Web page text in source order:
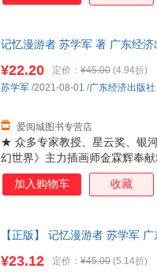
记忆漫游者 苏学军 著 广东经
★ 众多专家教授、星云奖、银
幻世界》主力插画师金霖辉奉
故事为形式，以极限科学为翅
量的具备深刻社会文化、哲学
¥22.20 定价： ¥45.00 (4.94折)
爱阅城图书专营店
苏学军 /2021-08-01 /广东经济出版社
加入购物车 收藏
【正版】 记忆漫游者 苏学军
¥23.12 定价： ¥45.00 (5.14折)